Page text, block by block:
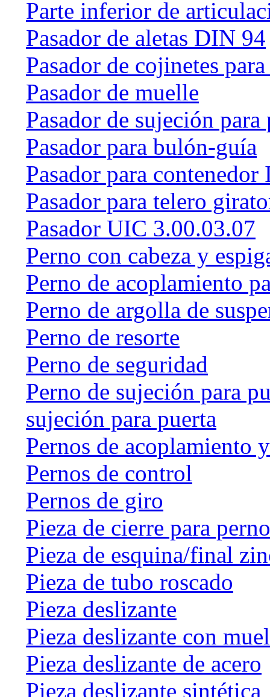
Parte inferior de
Pasador de aletas DIN 94
Pasador de cojinetes
Pasador de muelle
Pasador de sujeción para
Pasador para bulón-guía
Pasador para
Pasador para telero
Pasador UIC 3.00.03.07
Perno con cabeza y
Perno de acoplamiento
Perno de argolla de
Perno de resorte
Perno de seguridad
Perno de sujeción para
sujeción para puerta
Pernos de acoplamiento
Pernos de control
Pernos de giro
Pieza de cierre para
Pieza de esquina/final
Pieza de tubo roscado
Pieza deslizante
Pieza deslizante con
Pieza deslizante de acero
Pieza deslizante sintética